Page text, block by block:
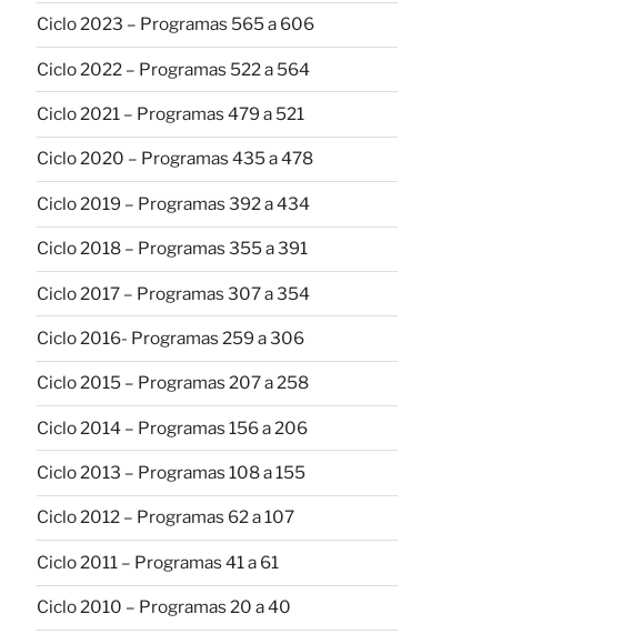
Ciclo 2023 – Programas 565 a 606
Ciclo 2022 – Programas 522 a 564
Ciclo 2021 – Programas 479 a 521
Ciclo 2020 – Programas 435 a 478
Ciclo 2019 – Programas 392 a 434
Ciclo 2018 – Programas 355 a 391
Ciclo 2017 – Programas 307 a 354
Ciclo 2016- Programas 259 a 306
Ciclo 2015 – Programas 207 a 258
Ciclo 2014 – Programas 156 a 206
Ciclo 2013 – Programas 108 a 155
Ciclo 2012 – Programas 62 a 107
Ciclo 2011 – Programas 41 a 61
Ciclo 2010 – Programas 20 a 40